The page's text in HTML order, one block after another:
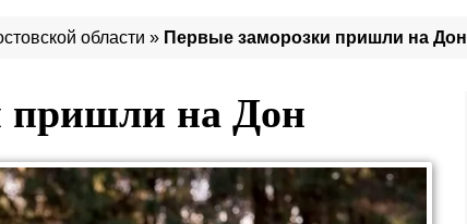
области » Первые заморозки пришли на Дон
пришли на Дон